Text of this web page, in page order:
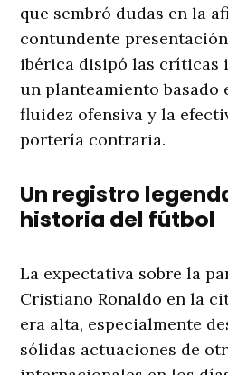
que sembró dudas en la
contundente
ibérica disipó las críticas
un planteamiento basado
fluidez ofensiva y la
portería contraria.
Un registro
historia del fútbol
La expectativa sobre la
Cristiano Ronaldo en la
era alta, especialmente
sólidas actuaciones de